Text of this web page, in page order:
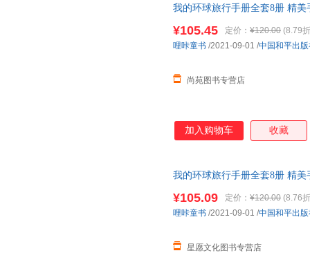
我的环球旅行手册全套8册 精
货【让您无忧购物】
¥105.45 定价： ¥120.00 (8.79
尚苑图书专营店
哩咔童书 /2021-09-01 /中国和平出
加入购物车 收藏
我的环球旅行手册全套8册 精
小当当客服
¥105.09 定价： ¥120.00 (8.76
星愿文化图书专营店
哩咔童书 /2021-09-01 /中国和平出